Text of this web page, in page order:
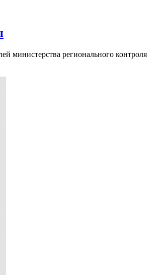
министерства регионального контроля